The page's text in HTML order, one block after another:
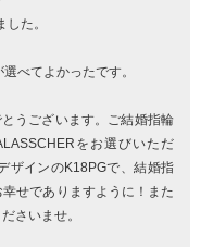
た。
べてよかったです。
うございます。ご結婚指輪
をお選びいただ
ザインのK18PGで、結婚指
せでありますように！また
さいませ。